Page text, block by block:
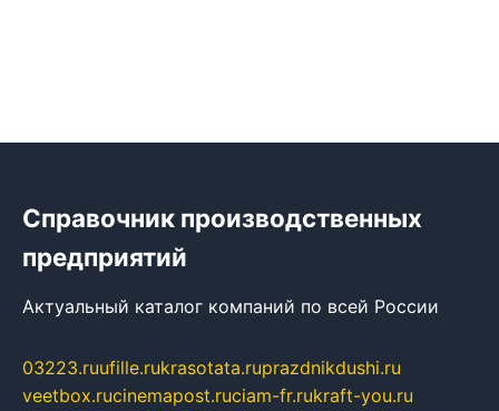
Справочник производственных
предприятий
Актуальный каталог компаний по всей России
03223.ruufille.rukrasotata.ruprazdnikdushi.ru
veetbox.rucinemapost.ruciam-fr.rukraft-you.ru